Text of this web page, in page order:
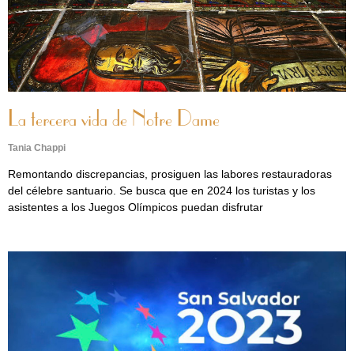
La tercera vida de Notre Dame
Tania Chappi
Remontando discrepancias, prosiguen las labores restauradoras
del célebre santuario. Se busca que en 2024 los turistas y los
asistentes a los Juegos Olímpicos puedan disfrutar